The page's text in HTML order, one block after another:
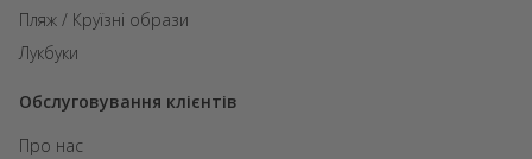
Пляж / Круїзні образи
Лукбуки
Обслуговування клієнтів
Про нас